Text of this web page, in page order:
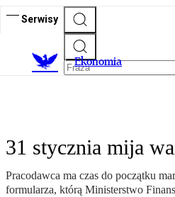
Serwisy
Ekonomia
31 stycznia mija
Pracodawca ma czas do początku
formularza, którą Ministerstwo